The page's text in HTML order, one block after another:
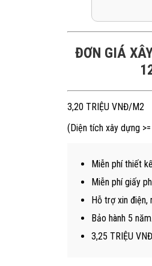
ĐƠN GIÁ
3,20 TRIỆU VNĐ/M2
(Diện tích xây dựng
Miễn phí thiết
Miễn phí giấy
Hỗ trợ xin điện,
Bảo hành 5 năm.
3,25 TRIỆU